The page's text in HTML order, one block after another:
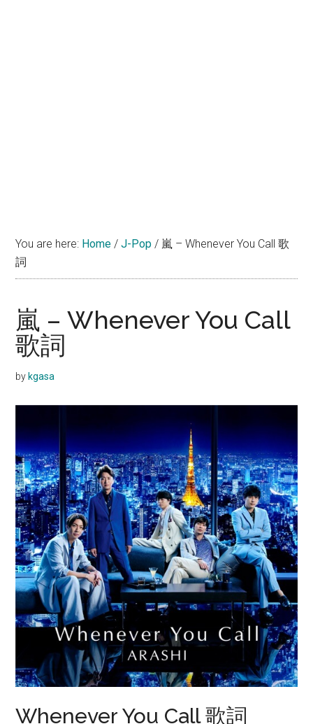
You are here: Home / J-Pop / 嵐 – Whenever You Call 歌
詞
嵐 – Whenever You Call
歌詞
by kgasa
Whenever You Call 歌詞